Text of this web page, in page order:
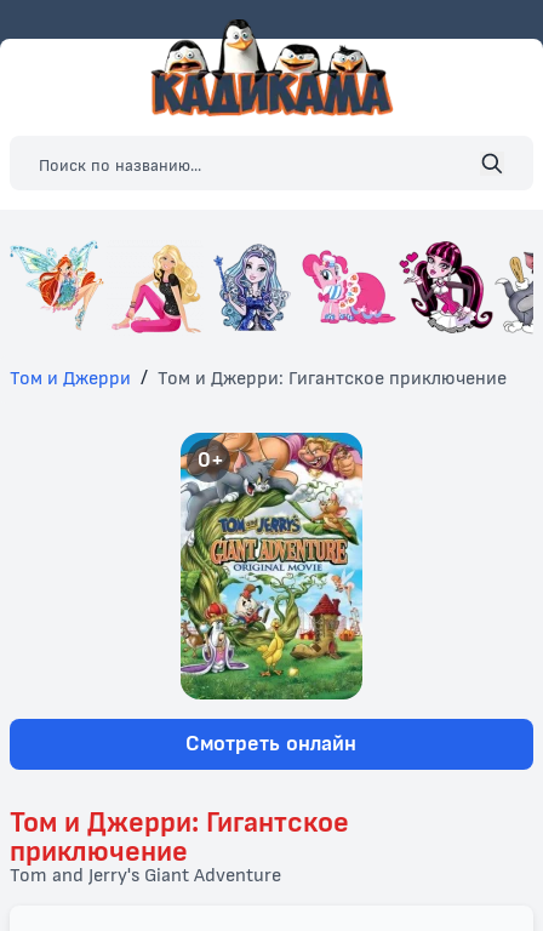
Том и Джерри / Том и Джерри: Гигантское приключение
0+
Смотреть онлайн
Том и Джерри: Гигантское
приключение
Tom and Jerry's Giant Adventure